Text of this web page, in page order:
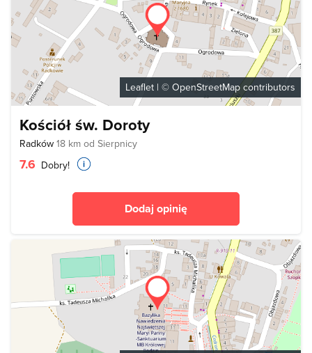
Leaflet | © OpenStreetMap contributors
Kościół św. Doroty
Radków 18 km od Sierpnicy
7.6 Dobry!
Dodaj opinię